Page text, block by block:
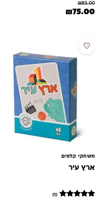
₪85.00
המחיר המקורי היה: ₪85.00.
₪75.00 המחיר הנוכחי הוא: ₪75.00.
משחקי קלפים
ארץ עיר
(1)